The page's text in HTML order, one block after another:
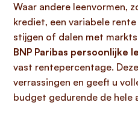
Waar andere leenvormen,
krediet, een variabele
stijgen of dalen met
BNP Paribas persoonlijke
vast rentepercentage.
verrassingen en geeft u
budget gedurende de hele